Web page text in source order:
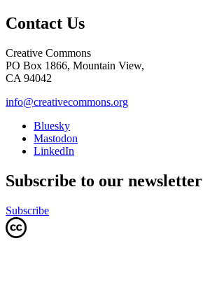
Contact Us
Creative Commons
PO Box 1866, Mountain View,
CA 94042
info@creativecommons.org
Bluesky
Mastodon
LinkedIn
Subscribe to our newsletter
Subscribe